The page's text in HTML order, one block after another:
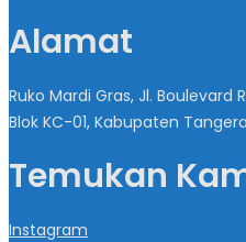
Alamat
Ruko Mardi Gras, Jl. Boulevard
Blok KC-01, Kabupaten
Temukan
Instagram